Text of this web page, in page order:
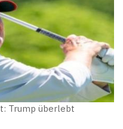
Trump überlebt